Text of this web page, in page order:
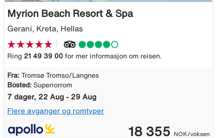
Myrion Beach Resort & Spa
Gerani, Kreta, Hellas
Ring 21 49 39 00 for mer informasjon om reisen.
Fra: Tromsø Tromso/Langnes
Bosted: Superiorrom
7 dager, 22 Aug - 29 Aug
Flere avganger og romtyper
18 355 NOK/voksen